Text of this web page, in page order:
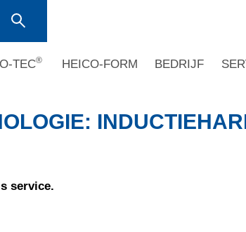
TEC® HEICO-FORM BEDRIJF
service.